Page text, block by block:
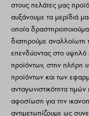
στους πελάτες μας
αυξάνουμε τα μερίδιά
οποία
διατηρούμε αναλλοίωτη
επενδύοντας στο υψηλό
προϊόντων, στην πλήρη
προϊόντων και των
ανταγωνιστικότητα
αφοσίωση για την
αντιμετωπίζουμε ως